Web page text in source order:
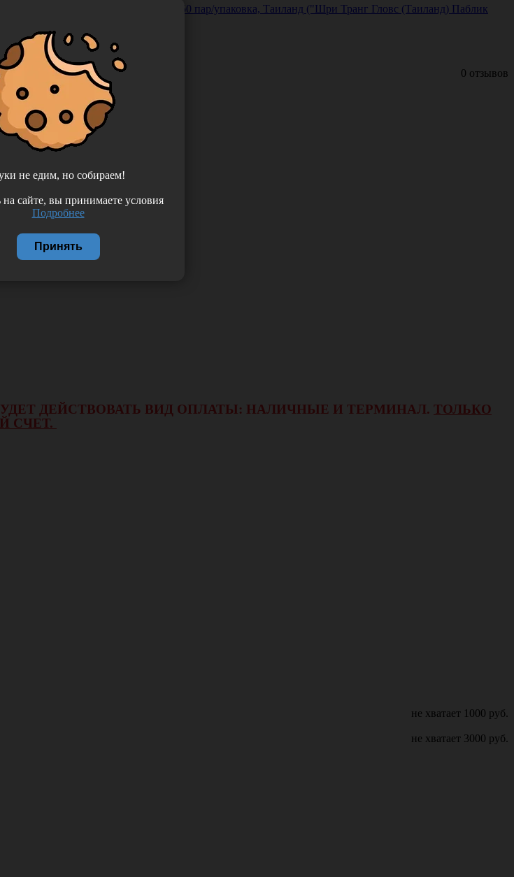
неопудренные, размер L (8.5), 50 пар/упаковка, Таиланд ("Шри Транг Гловс (Таиланд) Паблик
0 отзывов
ДЕЙСТВОВАТЬ ВИД ОПЛАТЫ: НАЛИЧНЫЕ И ТЕРМИНАЛ. ТОЛЬКО
СЧЕТ.
не хватает 1000 руб.
не хватает 3000 руб.
не едим, но собираем!
на сайте, вы принимаете условия
Подробнее
Принять